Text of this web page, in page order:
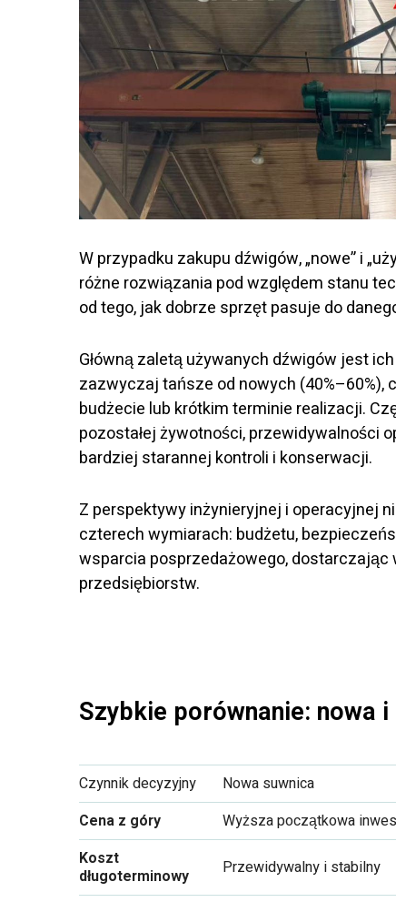
W przypadku zakupu dźwigów, „nowe” i
różne rozwiązania pod względem stanu
od tego, jak dobrze sprzęt pasuje do
Główną zaletą używanych dźwigów jest
zazwyczaj tańsze od nowych
budżecie lub krótkim terminie realizacji.
pozostałej żywotności, przewidywalności
bardziej starannej kontroli i konserwacji.
Z perspektywy inżynieryjnej i operacyjnej
czterech wymiarach: budżetu,
wsparcia posprzedażowego,
przedsiębiorstw.
Szybkie porównanie: nowa
Czynnik decyzyjny Nowa suwnica
Cena z góry
Wyższa początkowa
Koszt
długoterminowy
Przewidywalny i stabilny